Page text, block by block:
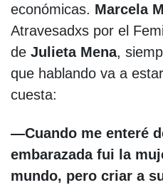
económicas. Marcela
Atravesadxs por el
de Julieta Mena,
que hablando va a
cuesta:
—Cuando me enteré
embarazada fui la
mundo, pero criar a